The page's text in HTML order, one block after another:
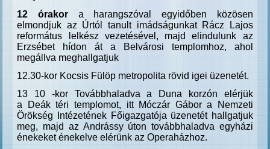
12 órakor a harangszóval egyidőben közösen
elmondjuk az Úrtól tanult imádságunkat Rácz Lajos
református lelkész vezetésével, majd elindulunk az
Erzsébet hídon át a Belvárosi templomhoz, ahol
megállva meghallgatjuk
12.30-kor Kocsis Fülöp metropolita rövid igei üzenetét.
13 10 -kor Továbbhaladva a Duna korzón elérjük
a
Deák téri templomot, itt Móczár Gábor a Nemzeti
Örökség Intézetének Főigazgatója üzenetét hallgatjuk
meg, majd az Andrássy úton továbbhaladva egyházi
énekeket énekelve elérünk az Operaházhoz.